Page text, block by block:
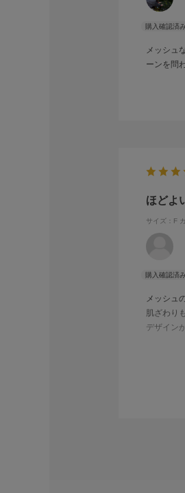
メッシュ
ーンを問
ほどよ
サイズ：F
メッシュ
肌ざわり
デザイン
158㎝で